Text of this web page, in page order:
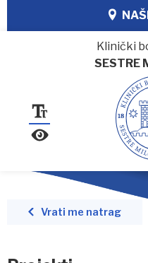
Klinički
SESTRE
Vrati me natrag